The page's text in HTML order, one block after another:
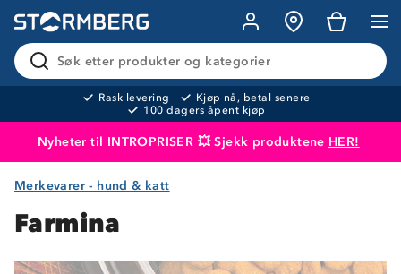
Søk etter produkter og kategorier
Rask levering
Kjøp nå, betal senere
100 dagers åpent kjøp
Nyheter til INTROPRISER 💥 Sjekk produktene HER!
Produktet er lagt i handlekurven
Merkevarer - hund & katt
Farmina